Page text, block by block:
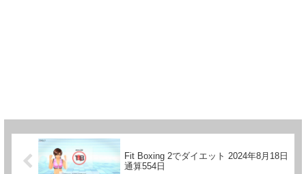
Fit Boxing 2でダイエット 2024年8月18日
通算554日